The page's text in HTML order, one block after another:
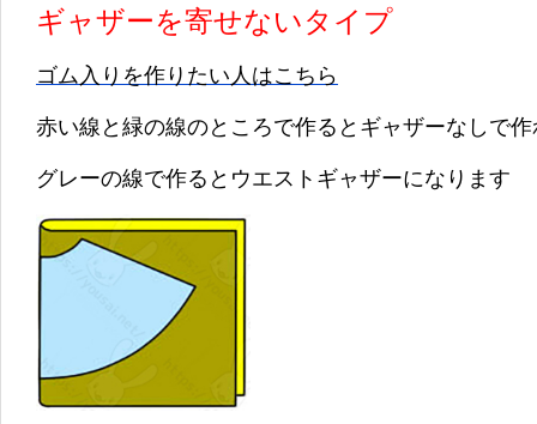
ギャザーを寄せないタイプ
ゴム入りを作りたい人はこちら
赤い線と緑の線のところで作るとギャザーなしで
グレーの線で作るとウエストギャザーになります